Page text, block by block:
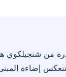
من شنجيلكوي
إضاءة